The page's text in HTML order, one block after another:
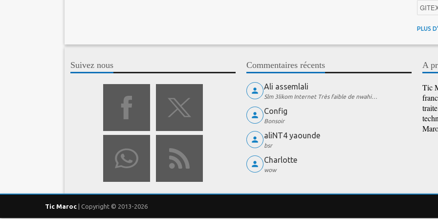
4G
PLUS
Suivez nous Commentaires récents
Ali assemlali
Slm 3likom Internet Très faible de nwahi…
Config
Bonsoir
aliNT4 yaounde
bsr
Charlotte
wow
A
Tic
Tic Maroc | Copyright © 2013-2026